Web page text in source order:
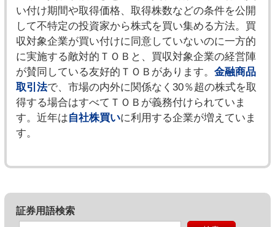
い付け期間や取得価格、取得株数などの条件を公開
して不特定の投資家から株式を買い集める方法。買
収対象企業が買い付けに同意していないのに一方的
に実施する敵対的ＴＯＢと、買収対象企業の経営陣
が賛同している友好的ＴＯＢがあります。 金融商品
取引法で、市場の内外に関係なく30％超の株式を取
得する場合はすべてＴＯＢが義務付けられていま
す。近年は自社株買いに利用する企業が増えていま
す。
証券用語検索